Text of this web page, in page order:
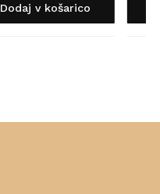
Dodaj v košarico